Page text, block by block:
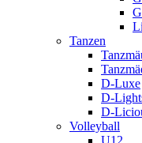
Tanzen
D-Luxe
D-
D-
Volleyball
U12